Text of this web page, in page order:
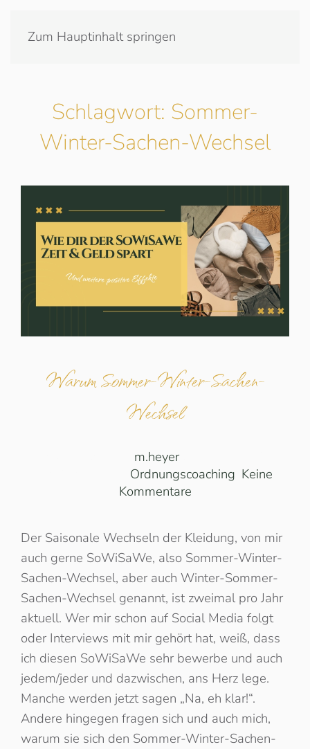
Zum Hauptinhalt springen
Schlagwort: Sommer-
Winter-Sachen-Wechsel
Warum Sommer-Winter-Sachen-
Wechsel
m.heyeram
Ordnungscoaching Keine
Kommentarezu
Winter-
Sachen-
Wechsel
Der Saisonale Wechseln der Kleidung, von mir
auch gerne SoWiSaWe, also Sommer-Winter-
Sachen-Wechsel, aber auch Winter-Sommer-
Sachen-Wechsel genannt, ist zweimal pro Jahr
aktuell. Wer mir schon auf Social Media folgt
oder Interviews mit mir gehört hat, weiß, dass
ich diesen SoWiSaWe sehr bewerbe und auch
jedem/jeder und dazwischen, ans Herz lege.
Manche werden jetzt sagen „Na, eh klar!“.
Andere hingegen fragen sich und auch mich,
warum sie sich den Sommer-Winter-Sachen-